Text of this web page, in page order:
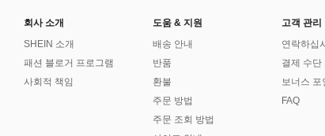
회사 소개
SHEIN 소개
패션 블로거 프로그램
사회적 책임
도움 & 지원
배송 안내
반품
환불
주문 방법
주문 조회 방법
고객 관리
연락하십
결제 수단
보너스 포
FAQ